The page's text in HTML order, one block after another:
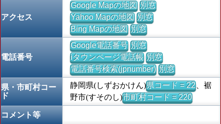
アクセス
Google Mapの地図 別窓
Yahoo Mapの地図 別窓
Bing Mapの地図 別窓
電話番号
Google電話番号 別窓
iタウンページ電話帳 別窓
電話番号検索(jpnumber) 別窓
県・市町村コー
ド
静岡県(しずおかけん)県コード = 22、裾
野市(すそのし)市町村コード = 220
コメント等